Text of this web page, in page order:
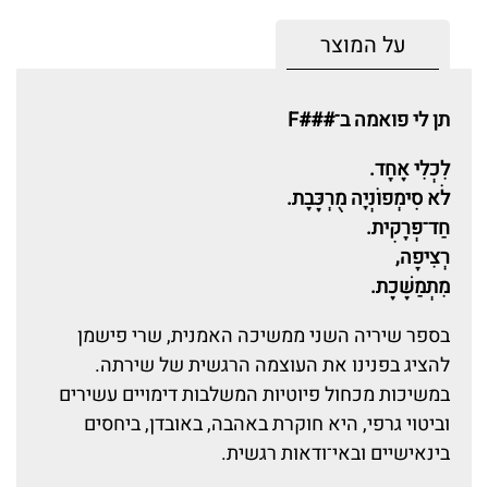
על המוצר
תן לי פואמה ב־###F
לִכְלִי אֶחָד.
לֹא סִימְפוֹנְיָה מֻרְכֶּבֶת.
חַד־פְּרָקִית.
רְצִיפָה,
מִתְמַשֶּׁכֶת.
בספר שיריה השני ממשיכה האמנית, שרי פישמן
להציג בפנינו את העוצמה הרגשית של שירתה.
במשיכות מכחול פיוטיות המשלבות דימויים עשירים
וביטוי גרפי, היא חוקרת באהבה, באובדן, ביחסים
בינאישיים ובאי־ודאות רגשית.